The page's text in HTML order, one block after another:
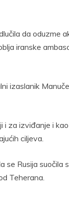
da oduzme
iranske
izaslanik
i za izviđanje i
ciljeva.
Rusija suočila
Teherana.